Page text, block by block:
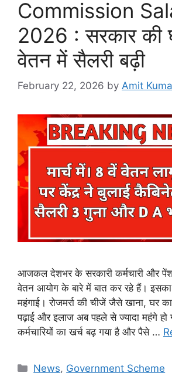
Commission
2026 : सरकार की
वेतन में सैलरी बढ़ी
February 22, 2026 by Amit
आजकल देशभर के सरकारी कर्मचारी और
वेतन आयोग के बारे में बात कर रहे हैं।
महंगाई। रोजमर्रा की चीजें जैसे खाना, घर
पढ़ाई और इलाज अब पहले से ज्यादा महंगे
कर्मचारियों का खर्च बढ़ गया है और पैसे …
Categories
News, Government Scheme